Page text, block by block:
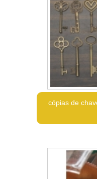
cópias de